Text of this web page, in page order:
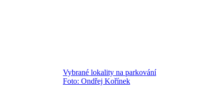
Vybrané lokality na parkování
Foto: Ondřej Kořínek